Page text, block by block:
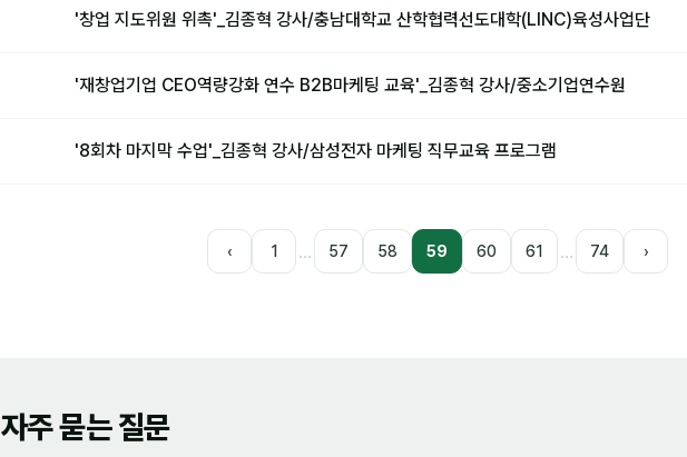
'창업 지도위원 위촉'_김종혁 강사/충남대학교 산학협력선도대학(LINC)육성사업단
'재창업기업 CEO역량강화 연수 B2B마케팅 교육'_김종혁 강사/중소기업연수원
'8회차 마지막 수업'_김종혁 강사/삼성전자 마케팅 직무교육 프로그램
‹ 1 … 57 58 59 60 61 … 74 ›
자주 묻는 질문